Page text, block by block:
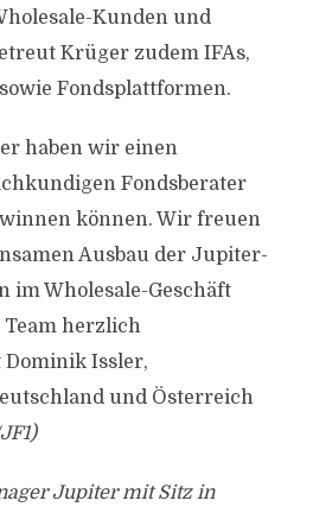
Kunden und
Krüger zudem IFAs,
Fondsplattformen.
haben wir einen
Fondsberater
können. Wir freuen
Ausbau der Jupiter-
im Wholesale-Geschäft
herzlich
Dominik Issler,
und Österreich
Jupiter mit Sitz in